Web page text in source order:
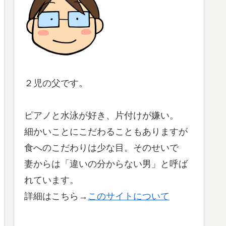
２児の父です。
ピアノと水泳が好き、片付けが嫌い。
細かいことにこだわることもありますが
食へのこだわりは少な目。そのせいで
妻からは「違いの分からない男」と呼ば
れています。
詳細はこちら→ このサイトについて